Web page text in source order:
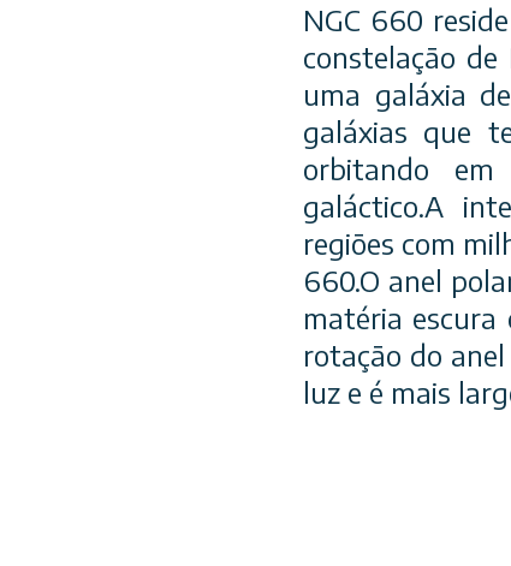
NGC 660
constelação
uma galáxia
galáxias que
orbitando em
galáctico.A
regiões com
660.O anel
matéria
rotação do
luz e é mais